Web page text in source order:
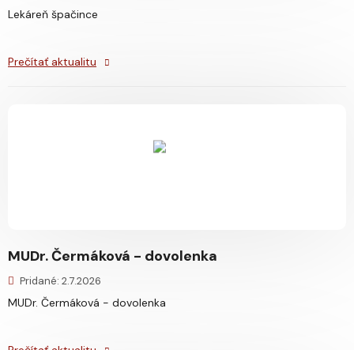
Lekáreň špačince
Prečítať aktualitu
MUDr. Čermáková - dovolenka
Pridané: 2.7.2026
MUDr. Čermáková - dovolenka